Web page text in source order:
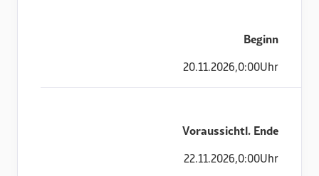
Beginn
20.11.2026,0:00Uhr
Voraussichtl. Ende
22.11.2026,0:00Uhr